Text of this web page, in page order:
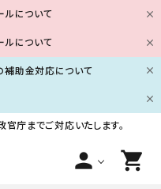
について
について
補助金対応について
官庁までご対応いたします。
person shopping_cart